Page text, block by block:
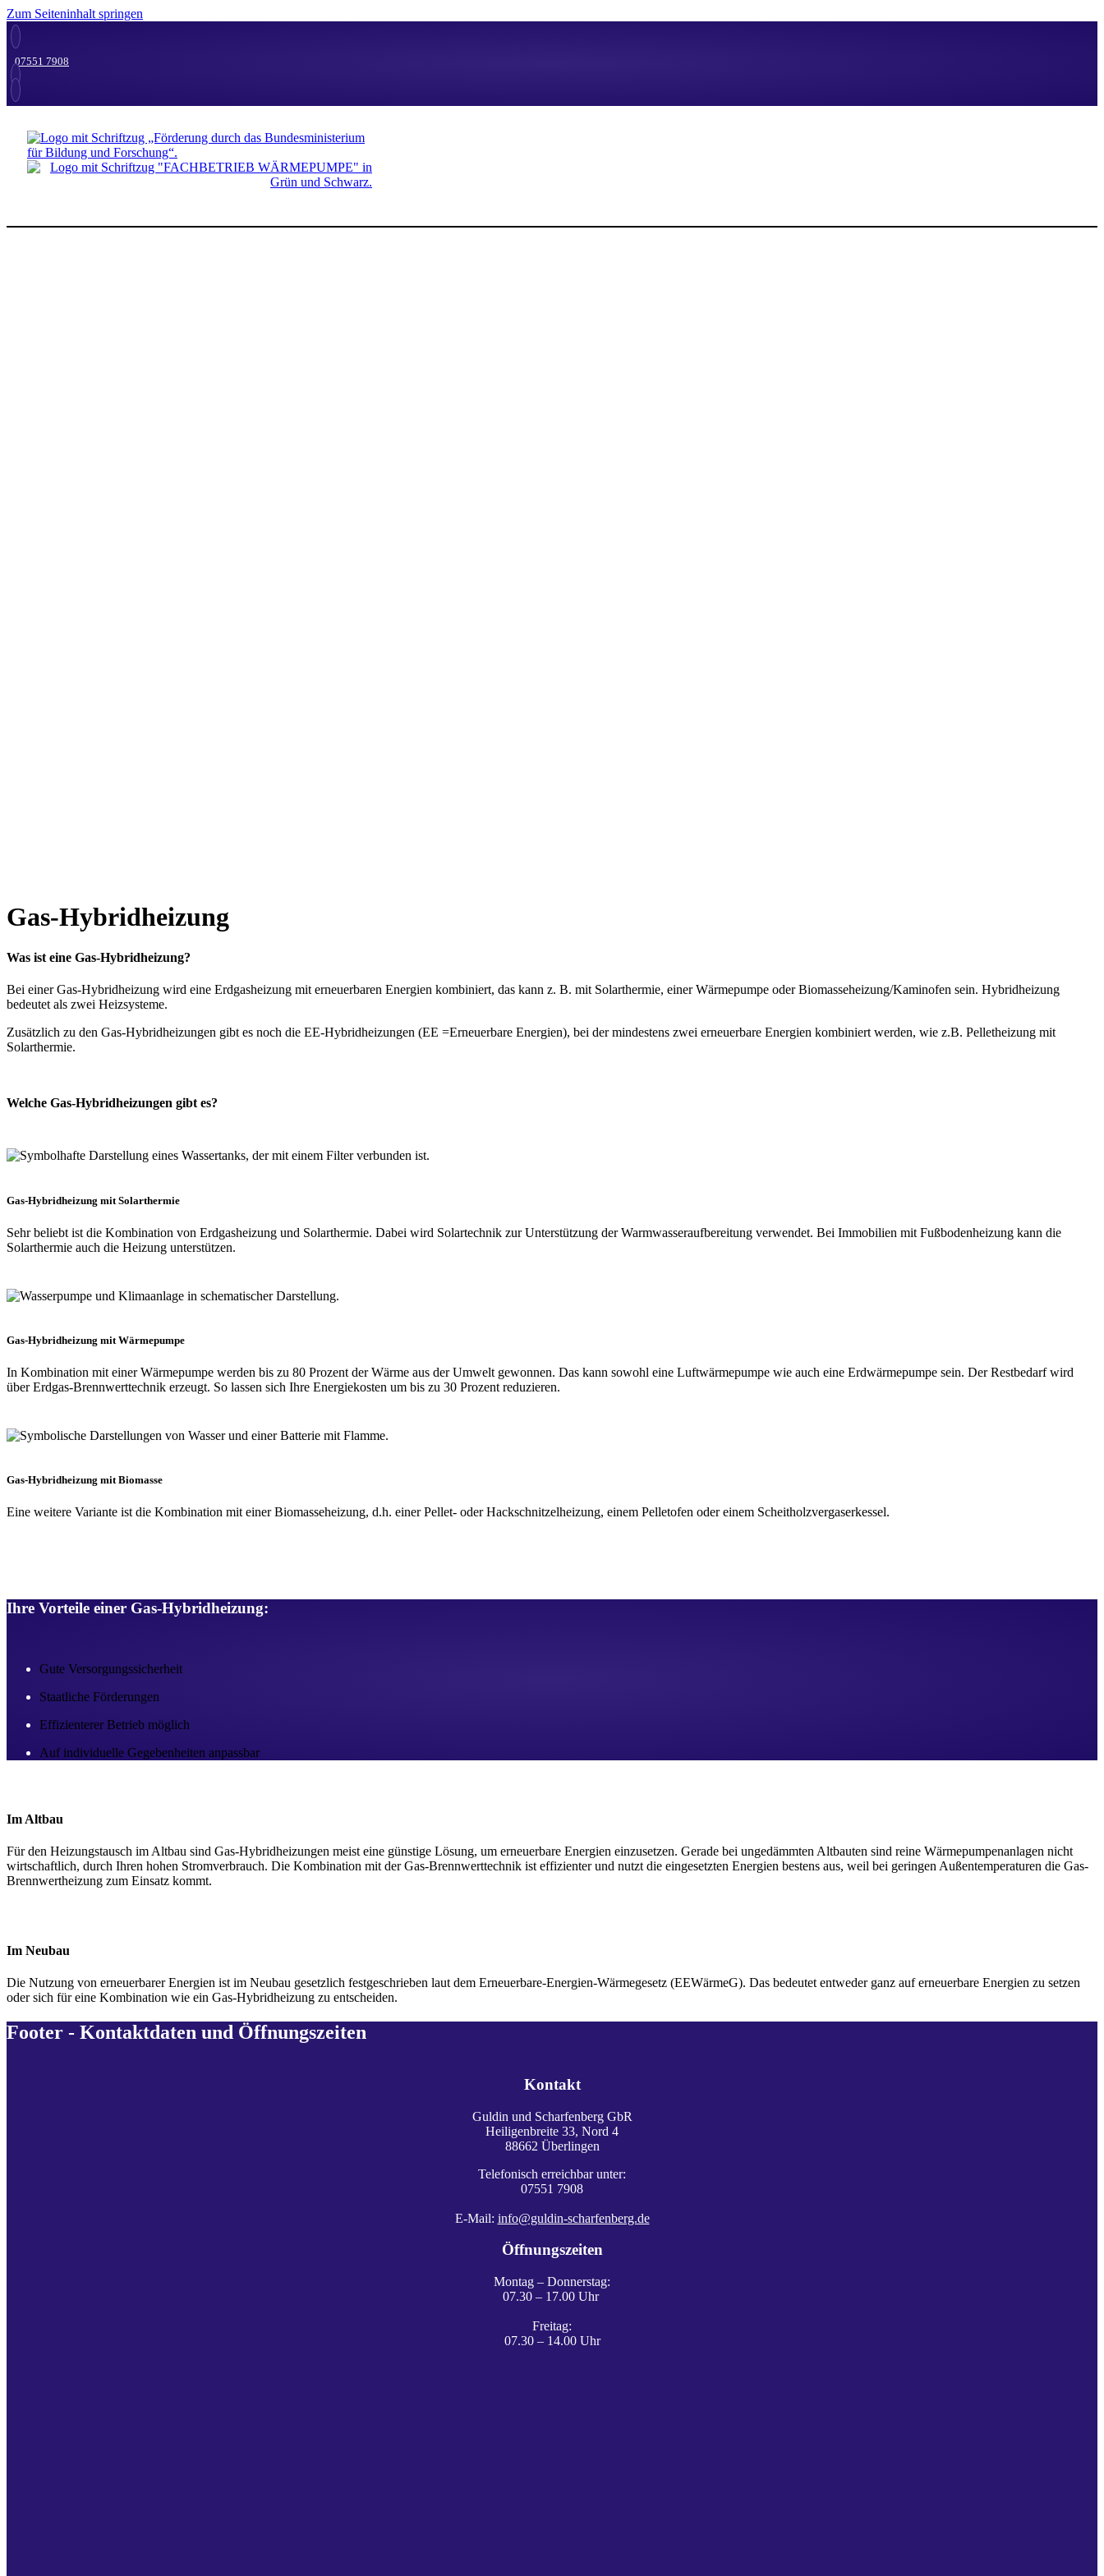
Zum Seiteninhalt springen
07551 7908
Gas-Hybridheizung
Was ist eine Gas-Hybridheizung?
Bei einer Gas-Hybridheizung wird eine Erdgasheizung mit erneuerbaren Energien kombiniert, das kann z. B. mit Solarthermie, einer Wärmepumpe oder Biomasseheizung/Kaminofen sein. Hybridheizung
bedeutet als zwei Heizsysteme.
Zusätzlich zu den Gas-Hybridheizungen gibt es noch die EE-Hybridheizungen (EE =Erneuerbare Energien), bei der mindestens zwei erneuerbare Energien kombiniert werden, wie z.B. Pelletheizung mit
Solarthermie.
Welche Gas-Hybridheizungen gibt es?
Gas-Hybridheizung mit Solarthermie ​
Sehr beliebt ist die Kombination von Erdgasheizung und Solarthermie. Dabei wird Solartechnik zur Unterstützung der Warmwasseraufbereitung verwendet. Bei Immobilien mit Fußbodenheizung kann die
Solarthermie auch die Heizung unterstützen.
Gas-Hybridheizung mit Wärmepumpe​
In Kombination mit einer Wärmepumpe werden bis zu 80 Prozent der Wärme aus der Umwelt gewonnen. Das kann sowohl eine Luftwärmepumpe wie auch eine Erdwärmepumpe sein. Der Restbedarf wird
über Erdgas-Brennwerttechnik erzeugt. So lassen sich Ihre Energiekosten um bis zu 30 Prozent reduzieren.
Gas-Hybridheizung mit Biomasse ​
Eine weitere Variante ist die Kombination mit einer Biomasseheizung, d.h. einer Pellet- oder Hackschnitzelheizung, einem Pelletofen oder einem Scheitholzvergaserkessel.
Ihre Vorteile einer Gas-Hybridheizung:​
Gute Versorgungssicherheit
Staatliche Förderungen
Effizienterer Betrieb möglich
Auf individuelle Gegebenheiten anpassbar
Im Altbau​
Für den Heizungstausch im Altbau sind Gas-Hybridheizungen meist eine günstige Lösung, um erneuerbare Energien einzusetzen. Gerade bei ungedämmten Altbauten sind reine Wärmepumpenanlagen nicht
wirtschaftlich, durch Ihren hohen Stromverbrauch. Die Kombination mit der Gas-Brennwerttechnik ist effizienter und nutzt die eingesetzten Energien bestens aus, weil bei geringen Außentemperaturen die Gas-
Brennwertheizung zum Einsatz kommt.
Im Neubau​
Die Nutzung von erneuerbarer Energien ist im Neubau gesetzlich festgeschrieben laut dem Erneuerbare-Energien-Wärmegesetz (EEWärmeG). Das bedeutet entweder ganz auf erneuerbare Energien zu setzen
oder sich für eine Kombination wie ein Gas-Hybridheizung zu entscheiden.
Footer - Kontaktdaten und Öffnungszeiten
Kontakt
Guldin und Scharfenberg GbR
Heiligenbreite 33, Nord 4
88662 Überlingen
Telefonisch erreichbar unter:
07551 7908
E-Mail: info@guldin-scharfenberg.de
Öffnungszeiten
Montag – Donnerstag:
07.30 – 17.00 Uhr
Freitag:
07.30 – 14.00 Uhr